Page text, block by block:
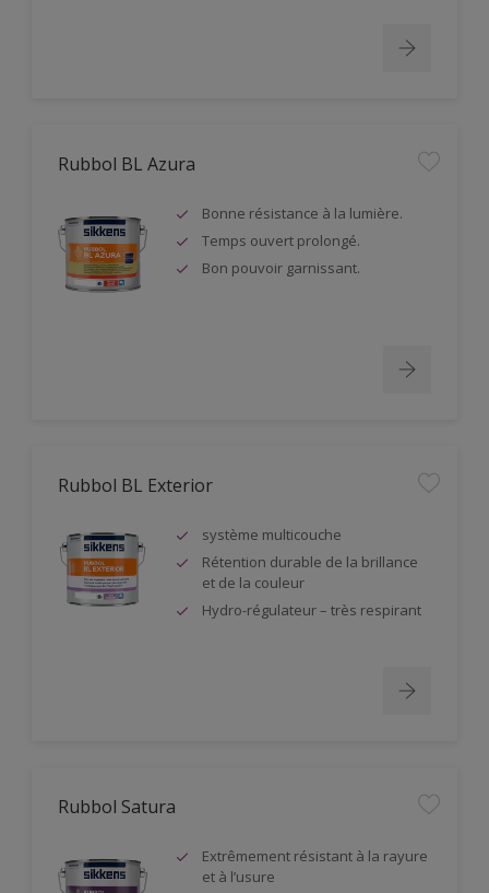
Rubbol BL Azura
Bonne résistance à la lumière.
Temps ouvert prolongé.
Bon pouvoir garnissant.
Rubbol BL Exterior
système multicouche
Rétention durable de la brillance
et de la couleur
Hydro-régulateur – très respirant
Rubbol Satura
Extrêmement résistant à la rayure
et à l’usure